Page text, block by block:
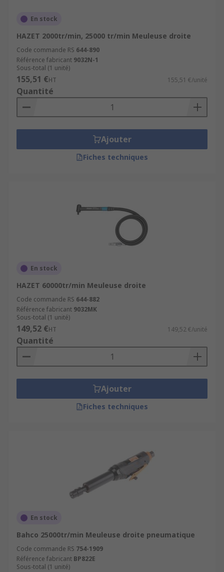
En stock
HAZET 2000tr/min, 25000 tr/min Meuleuse droite
Code commande RS 644-890
Référence fabricant 9032N-1
Sous-total (1 unité)
155,51 €HT 155,51 €/unité
Quantité
Ajouter
Fiches techniques
En stock
HAZET 60000tr/min Meuleuse droite
Code commande RS 644-882
Référence fabricant 9032MK
Sous-total (1 unité)
149,52 €HT 149,52 €/unité
Quantité
Ajouter
Fiches techniques
En stock
Bahco 25000tr/min Meuleuse droite pneumatique
Code commande RS 754-1909
Référence fabricant BP822E
Sous-total (1 unité)